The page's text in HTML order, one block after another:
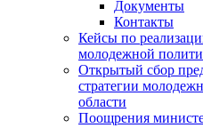
Документы
Контакты
Кейсы по
молодежной
Открытый сбор
стратегии
области
Поощрения